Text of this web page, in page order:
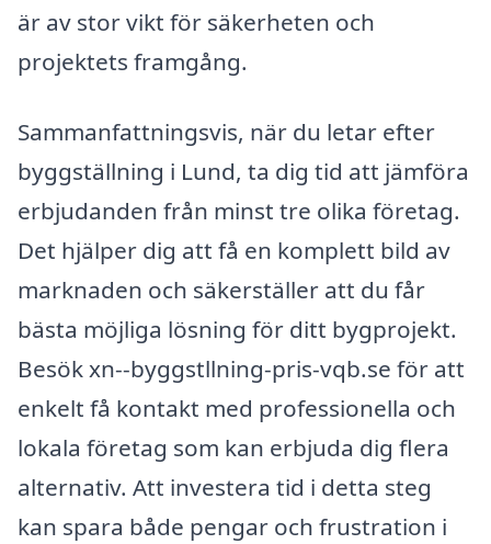
är av stor vikt för säkerheten och
projektets framgång.
Sammanfattningsvis, när du letar efter
byggställning i Lund, ta dig tid att jämföra
erbjudanden från minst tre olika företag.
Det hjälper dig att få en komplett bild av
marknaden och säkerställer att du får
bästa möjliga lösning för ditt bygprojekt.
Besök xn--byggstllning-pris-vqb.se för att
enkelt få kontakt med professionella och
lokala företag som kan erbjuda dig flera
alternativ. Att investera tid i detta steg
kan spara både pengar och frustration i